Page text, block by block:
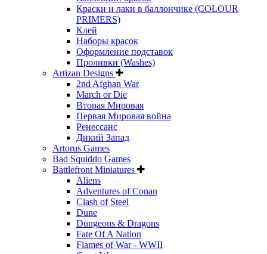
Краски и лаки в баллончике (COLOUR
PRIMERS)
Клей
Наборы красок
Оформление подставок
Проливки (Washes)
Artizan Designs
2nd Afghan War
March or Die
Вторая Мировая
Первая Мировая война
Ренессанс
Дикий Запад
Artorus Games
Bad Squiddo Games
Battlefront Miniatures
Aliens
Adventures of Conan
Clash of Steel
Dune
Dungeons & Dragons
Fate Of A Nation
Flames of War - WWII